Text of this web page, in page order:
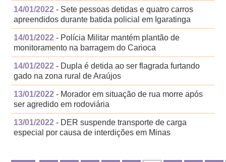
14/01/2022 - Sete pessoas detidas e quatro carros
apreendidos durante batida policial em Igaratinga
14/01/2022 - Polícia Militar mantém plantão de
monitoramento na barragem do Carioca
14/01/2022 - Dupla é detida ao ser flagrada furtando
gado na zona rural de Araújos
13/01/2022 - Morador em situação de rua morre após
ser agredido em rodoviária
13/01/2022 - DER suspende transporte de carga
especial por causa de interdições em Minas